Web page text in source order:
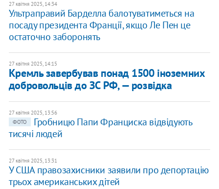
27 квітня 2025, 14:34
Ультраправий Барделла балотуватиметься на
посаду президента Франції, якщо Ле Пен це
остаточно заборонять
27 квітня 2025, 14:15
Кремль завербував понад 1500 іноземних
добровольців до ЗС РФ, — розвідка
27 квітня 2025, 13:56
ФОТО
Гробницю Папи Франциска відвідують
тисячі людей
27 квітня 2025, 13:31
У США правозахисники заявили про депортацію
трьох американських дітей